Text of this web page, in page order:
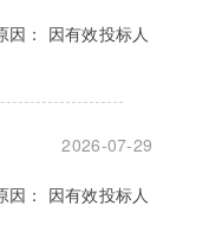
： 因有效投标人
2026-07-29
： 因有效投标人